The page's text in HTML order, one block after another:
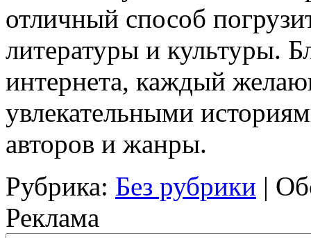
отличный способ
литературы и культуры.
интернета, каждый
увлекательными
авторов и жанры.
Рубрика: Без рубрики |
Реклама